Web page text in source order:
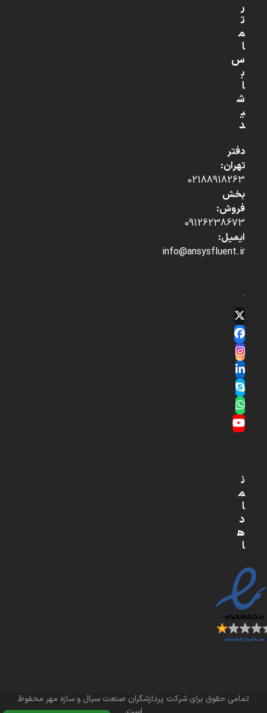
ر
ت
م
ا
س
ب
ا
ش
ی
د
دفتر
تهران:
02188918263
بخش
فروش:
09126238673
ایمیل:
info@ansysfluent.ir
Twitter
(deprecated)
Facebook
Instagram
LinkedIn
Skype
Whatsapp
YouTube
ن
م
ا
د
ه
ا
تمامی حقوق برای شرکت پردازشگران صنعت سیال و سازه مهر محفوظ